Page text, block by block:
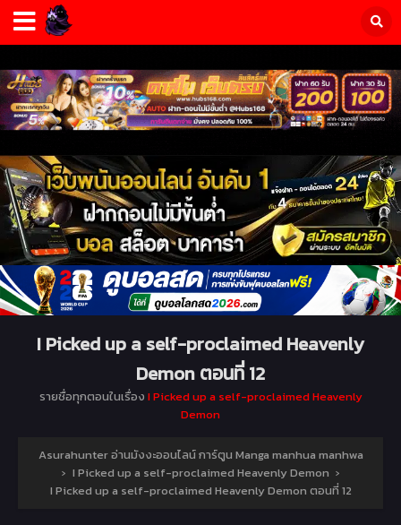
I Picked up a self-proclaimed Heavenly
Demon ตอนที่ 12
รายชื่อทุกตอนในเรื่อง I Picked up a self-proclaimed Heavenly
Demon
Asurahunter อ่านมังงะออนไลน์ การ์ตูน Manga manhua manhwa
› I Picked up a self-proclaimed Heavenly Demon ›
I Picked up a self-proclaimed Heavenly Demon ตอนที่ 12